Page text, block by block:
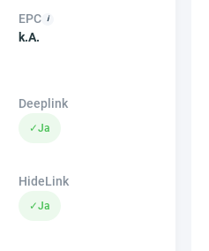
EPC
k.A.
Deeplink
✓Ja
HideLink
✓Ja